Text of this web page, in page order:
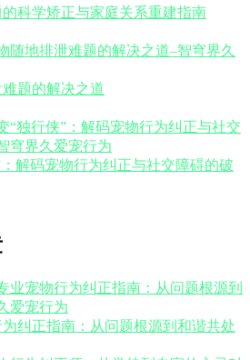
科学矫正与家庭关系重建指南
题的解决之道
解码宠物行为纠正与社交障碍的破
纠正指南：从问题根源到和谐共处